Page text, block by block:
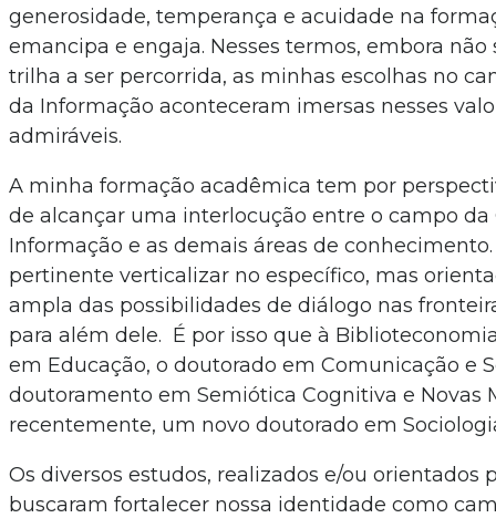
generosidade, temperança e acuidade na
emancipa e engaja. Nesses termos, embora não
trilha a ser percorrida, as minhas escolhas no
da Informação aconteceram imersas nesses
admiráveis.
A minha formação acadêmica tem por
de alcançar uma interlocução entre o campo da
Informação e as demais áreas de
pertinente verticalizar no específico, mas
ampla das possibilidades de diálogo nas
para além dele. É por isso que à
em Educação, o doutorado em Comunicação e
doutoramento em Semiótica Cognitiva e Novas
recentemente, um novo doutorado em
Os diversos estudos, realizados e/ou orientados
buscaram fortalecer nossa identidade como